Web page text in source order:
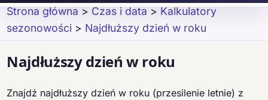
Strona główna > Czas i data > Kalkulatory
sezonowości > Najdłuższy dzień w roku
Najdłuższy dzień w roku
Znajdź najdłuższy dzień w roku (przesilenie letnie) z